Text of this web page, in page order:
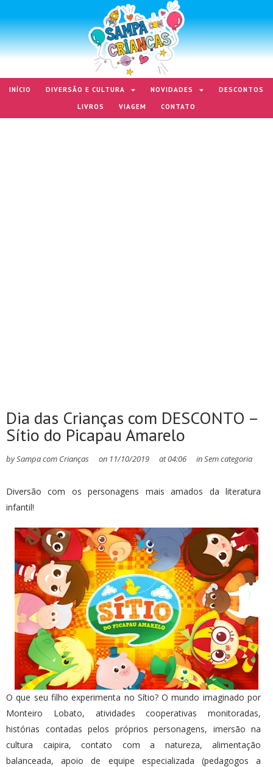
INÍCIO DIVERSÃO E CULTURA NOVIDADES
DESCONTOS
LIVROS
VIAGEM CONTATO
Dia das Crianças com DESCONTO –
Sítio do Picapau Amarelo
bySampa com Crianças on 11/10/2019 at04:06 inSem categoria
Diversão com os personagens mais amados da literatura
infantil!
O que seu filho experimenta no Sítio? O mundo imaginado por
Monteiro Lobato, atividades cooperativas monitoradas,
histórias contadas pelos próprios personagens, imersão na
cultura caipira, contato com a natureza, alimentação
balanceada, apoio de equipe especializada (pedagogos a